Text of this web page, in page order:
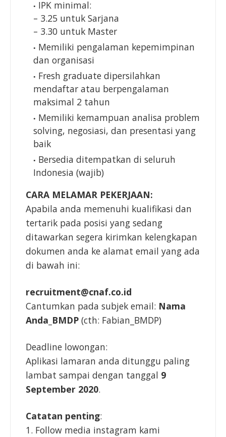
IPK minimal:
– 3.25 untuk Sarjana
– 3.30 untuk Master
Memiliki pengalaman kepemimpinan
dan organisasi
Fresh graduate dipersilahkan
mendaftar atau berpengalaman
maksimal 2 tahun
Memiliki kemampuan analisa problem
solving, negosiasi, dan presentasi yang
baik
Bersedia ditempatkan di seluruh
Indonesia (wajib)
CARA MELAMAR PEKERJAAN:
Apabila anda memenuhi kualifikasi dan
tertarik pada posisi yang sedang
ditawarkan segera kirimkan kelengkapan
dokumen anda ke alamat email yang ada
di bawah ini:
recruitment@cnaf.co.id
Cantumkan pada subjek email: Nama
Anda_BMDP (cth: Fabian_BMDP)
Deadline lowongan:
Aplikasi lamaran anda ditunggu paling
lambat sampai dengan tanggal 9
September 2020.
Catatan penting:
1. Follow media instagram kami